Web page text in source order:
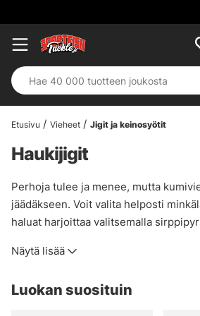
Etusivu Vieheet Jigit ja keinosyötit
Haukijigit
Perhoja tulee ja menee, mutta
jäädäkseen. Voit valita helposti
haluat harjoittaa valitsemalla
kalastus kumivieheillä on yksi
vieheiden syvyyttä ja toimintaa
Näytä lisää
Luokan suosituin